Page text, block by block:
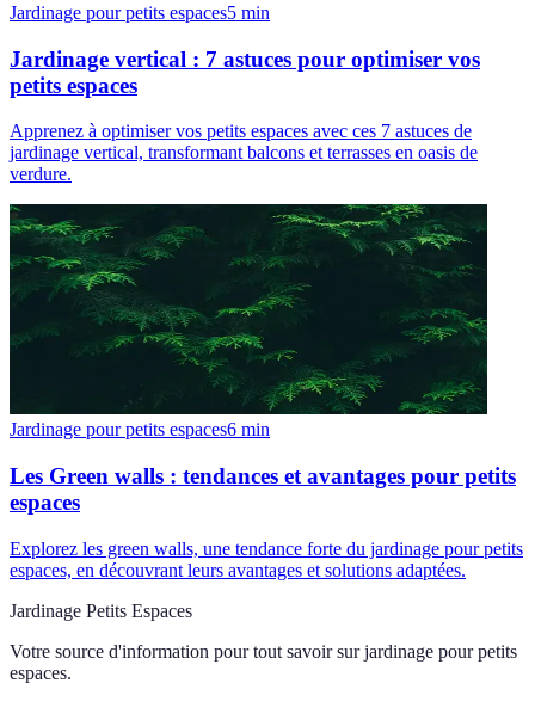
Jardinage pour petits espaces5 min
Jardinage vertical : 7 astuces pour optimiser vos
petits espaces
Apprenez à optimiser vos petits espaces avec ces 7 astuces de
jardinage vertical, transformant balcons et terrasses en oasis de
verdure.
Jardinage pour petits espaces6 min
Les Green walls : tendances et avantages pour petits
espaces
Explorez les green walls, une tendance forte du jardinage pour petits
espaces, en découvrant leurs avantages et solutions adaptées.
Jardinage Petits Espaces
Votre source d'information pour tout savoir sur jardinage pour petits
espaces.